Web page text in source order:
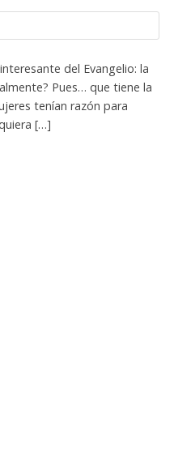
del Evangelio: la
Pues… que tiene la
tenían razón para
[…]